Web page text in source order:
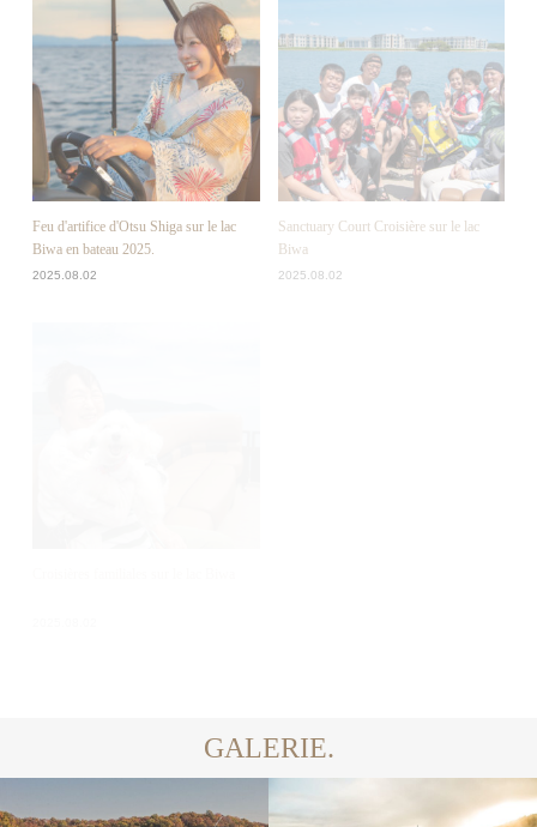
Feu d'artifice d'Otsu Shiga sur le lac
Biwa en bateau 2025.
2025.08.02
Sanctuary Court Croisière sur le lac
Biwa
2025.08.02
GALERIE.